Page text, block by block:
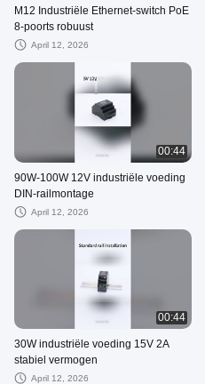
M12 Industriële Ethernet-switch PoE
8-poorts robuust
April 12, 2026
00:44
90W-100W 12V industriële voeding
DIN-railmontage
April 12, 2026
00:44
30W industriële voeding 15V 2A
stabiel vermogen
April 12, 2026